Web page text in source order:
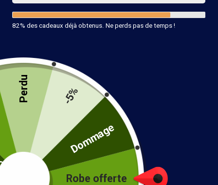
Sandale Mariage Bohème
29.99 € 39.99
Couleur
82% des cadeaux déjà obtenus. Ne perds pas de temps !
Robe offerte
Perdu -5%
Dommage